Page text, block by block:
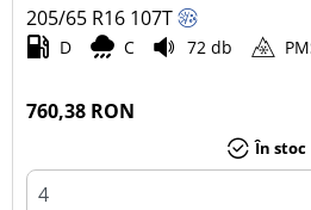
205/65 R16 107T
D C 72 db
760,38 RON
În stoc